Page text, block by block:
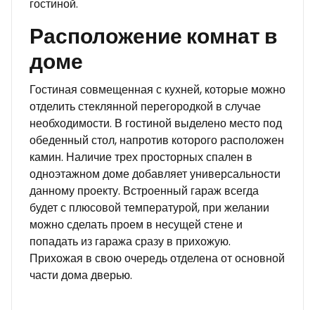
гостиной.
Расположение комнат в
доме
Гостиная совмещенная с кухней, которые можно
отделить стеклянной перегородкой в случае
необходимости. В гостиной выделено место под
обеденный стол, напротив которого расположен
камин. Наличие трех просторных спален в
одноэтажном доме добавляет универсальности
данному проекту. Встроенный гараж всегда
будет с плюсовой температурой, при желании
можно сделать проем в несущей стене и
попадать из гаража сразу в прихожую.
Прихожая в свою очередь отделена от основной
части дома дверью.